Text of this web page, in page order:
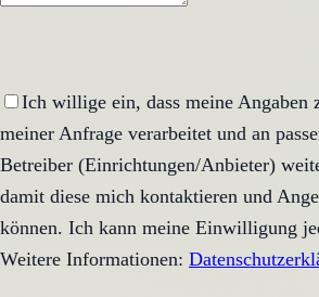
Ich willige ein, dass meine Angaben
meiner Anfrage verarbeitet und an
Betreiber (Einrichtungen/Anbieter)
damit diese mich kontaktieren und
können. Ich kann meine Einwilligung
Weitere Informationen: